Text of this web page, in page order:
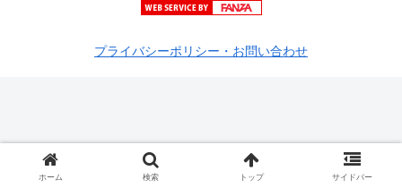
プライバシーポリシー・お問い合わせ
ホーム 検索 トップ サイドバー